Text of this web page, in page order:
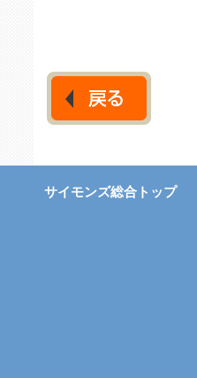
サイモンズ総合トップ